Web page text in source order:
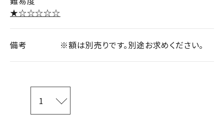
★☆☆☆☆☆
備考 ※額は別売りです。別途お求めください。